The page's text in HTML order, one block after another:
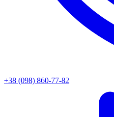
+38 (098) 860-77-82